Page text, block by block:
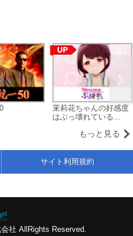
茉莉花ちゃんの好感度
はぶっ壊れている...
もっと見る
社 AllRights Reserved.
サイト利用規約